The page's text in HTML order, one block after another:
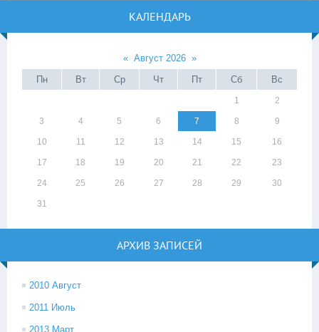
КАЛЕНДАРЬ
« Август 2026 »
Пн
Вт Ср Чт Пт Сб Вс
1 2
3 4 5 6 7 8 9
10 11 12 13 14 15 16
17 18 19 20 21 22 23
24 25 26 27 28 29 30
31
АРХИВ ЗАПИСЕЙ
2010 Август
2011 Июль
2013 Март